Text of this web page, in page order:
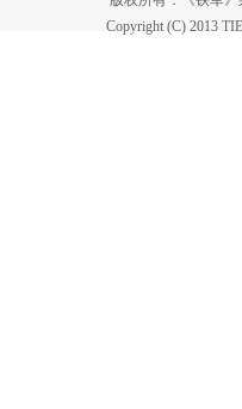
Copyright (C) 2013